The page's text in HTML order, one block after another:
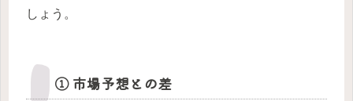
しょう。
① 市場予想との差